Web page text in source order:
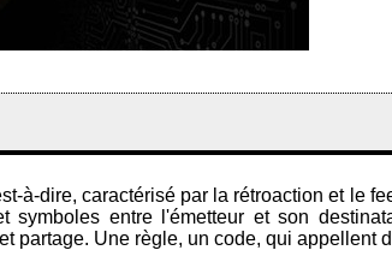
à-dire, caractérisé par la rétroaction et le
symboles entre l'émetteur et son
partage. Une règle, un code, qui appellent